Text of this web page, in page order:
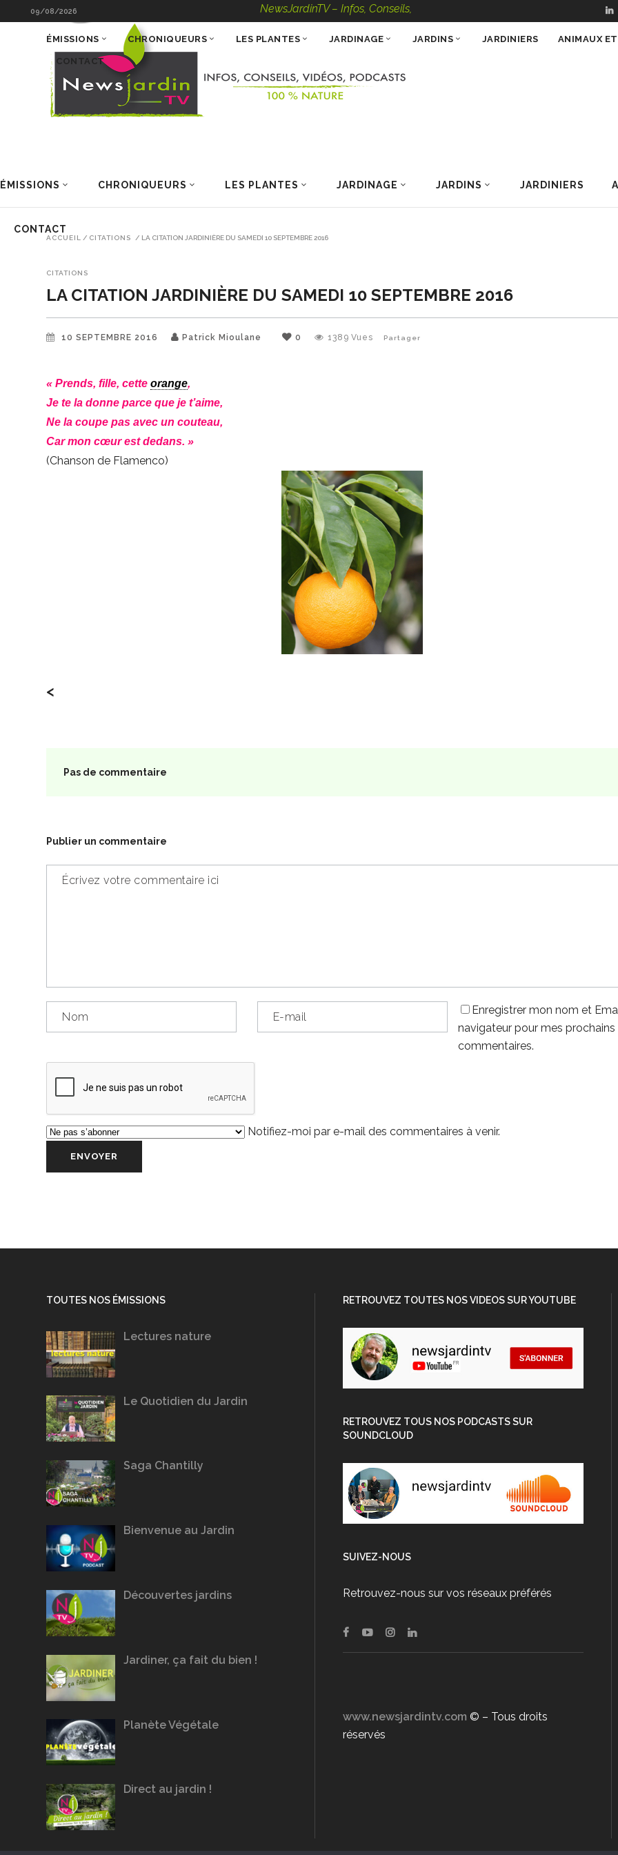
09/08/2026 NewsJardinTV – Infos, Conseils, Vidéos, Podcasts – 100 % Nature
ÉMISSIONS CHRONIQUEURS LES PLANTES JARDINAGE JARDINS JARDINIERS
CONTACT
ÉMISSIONS CHRONIQUEURS LES PLANTES JARDINAGE JARDINS JARDINIERS ANIMAUX
CONTACT
ACCUEIL / CITATIONS / LA CITATION JARDINIÈRE DU SAMEDI 10 SEPTEMBRE 2016
CITATIONS
LA CITATION JARDINIÈRE DU SAMEDI 10 SEPTEMBRE 2016
10 SEPTEMBRE 2016 Patrick Mioulane 0 1389 Vues Partager
« Prends, fille, cetteorange,
Je te la donne parce que je t’aime,
Ne la coupe pas avec un couteau,
Car mon cœur est dedans. »
(Chanson de Flamenco)
<
Pas de commentaire
Publier un commentaire
Enregistrer mon nom et
navigateur pour mes prochains
commentaires.
Notifiez-moi par e-mail des commentaires à venir.
TOUTES NOS ÉMISSIONS
Lectures nature
Le Quotidien du Jardin
Saga Chantilly
Bienvenue au Jardin
Découvertes jardins
Jardiner, ça fait du bien !
Planète Végétale
Direct au jardin !
RETROUVEZ TOUTES NOS VIDEOS SUR YOUTUBE
RETROUVEZ TOUS NOS PODCASTS SUR
SOUNDCLOUD
SUIVEZ-NOUS
Retrouvez-nous sur vos réseaux préférés
www.newsjardintv.com © – Tous droits
réservés